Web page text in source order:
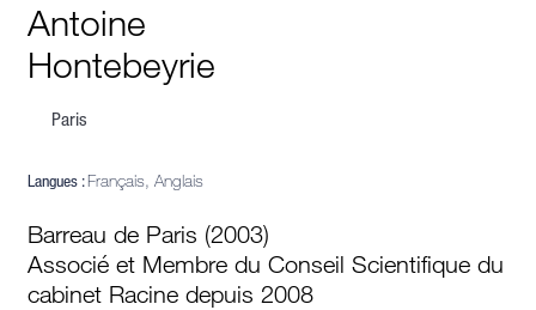
Antoine
Hontebeyrie
Paris
Langues :Français, Anglais
Barreau de Paris (2003)
Associé et Membre du Conseil Scientifique du
cabinet Racine depuis 2008